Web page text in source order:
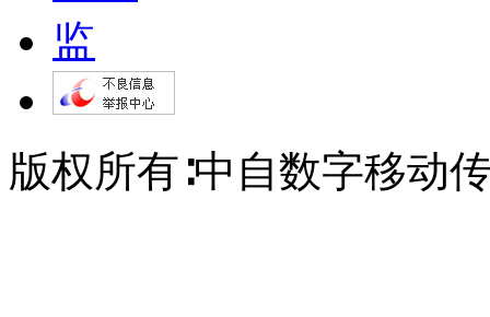
版权所有∶中自数字移动